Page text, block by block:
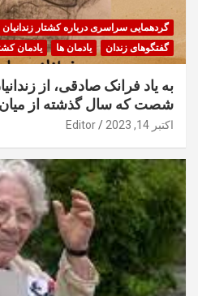
گردهمایی سراسری درباره کشتار
گفتگوهای زندان
یادمان ها یادمان
به یاد فرانک صادقی، از
شصت که سال گذشته از
اکتبر 14, 2023 Editor